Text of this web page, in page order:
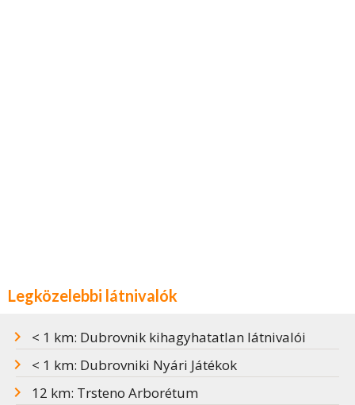
Legközelebbi látnivalók
< 1 km: Dubrovnik kihagyhatatlan látnivalói
< 1 km: Dubrovniki Nyári Játékok
12 km: Trsteno Arborétum